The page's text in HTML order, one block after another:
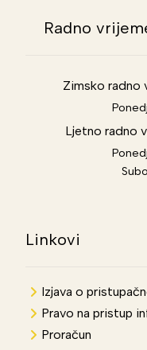
Radno
Zimsko radno
Ljetno radno
Linkovi
Izjava o
Pravo na pristup
Proračun